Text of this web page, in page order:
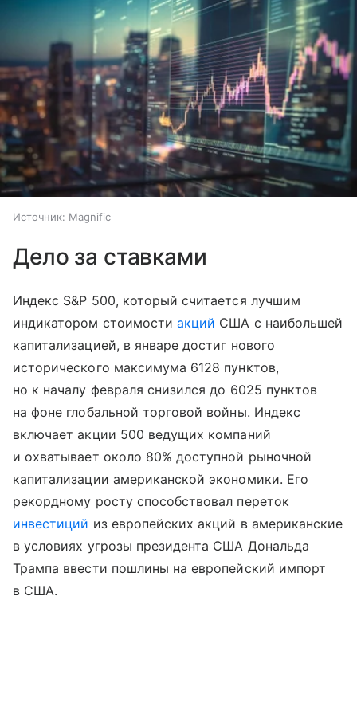
Источник: Magnific
Дело за ставками
Индекс S&P 500, который считается лучшим
индикатором стоимостиакций США с наибольшей
капитализацией, в январе достиг нового
исторического максимума 6128 пунктов,
но к началу февраля снизился до 6025 пунктов
на фоне глобальной торговой войны. Индекс
включает акции 500 ведущих компаний
и охватывает около 80% доступной рыночной
капитализации американской экономики. Его
рекордному росту способствовал переток
инвестиций из европейских акций в американские
в условиях угрозы президента США Дональда
Трампа ввести пошлины на европейский импорт
в США.